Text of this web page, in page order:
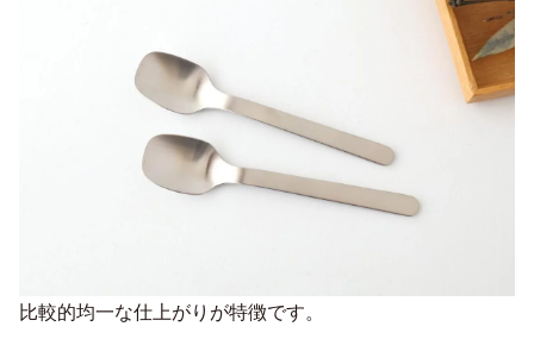
比較的均一な仕上がりが特徴です。